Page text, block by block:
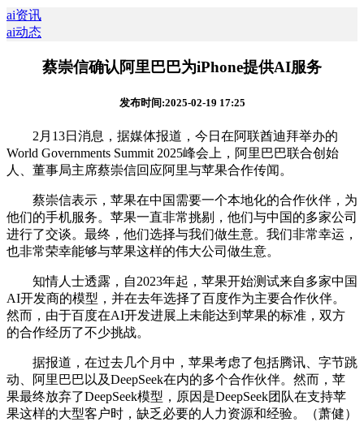
ai资讯
ai动态
蔡崇信确认阿里巴巴为iPhone提供AI服务
发布时间:2025-02-19 17:25
2月13日消息，据媒体报道，今日在阿联酋迪拜举办的
World Governments Summit 2025峰会上，阿里巴巴联合创始
人、董事局主席蔡崇信回应阿里与苹果合作传闻。
蔡崇信表示，苹果在中国需要一个本地化的合作伙伴，为
他们的手机服务。苹果一直非常挑剔，他们与中国的多家公司
进行了交谈。最终，他们选择与我们做生意。我们非常幸运，
也非常荣幸能够与苹果这样的伟大公司做生意。
知情人士透露，自2023年起，苹果开始测试来自多家中国
AI开发商的模型，并在去年选择了百度作为主要合作伙伴。
然而，由于百度在AI开发进展上未能达到苹果的标准，双方
的合作经历了不少挑战。
据报道，在过去几个月中，苹果考虑了包括腾讯、字节跳
动、阿里巴巴以及DeepSeek在内的多个合作伙伴。然而，苹
果最终放弃了DeepSeek模型，原因是DeepSeek团队在支持苹
果这样的大型客户时，缺乏必要的人力资源和经验。（萧健）